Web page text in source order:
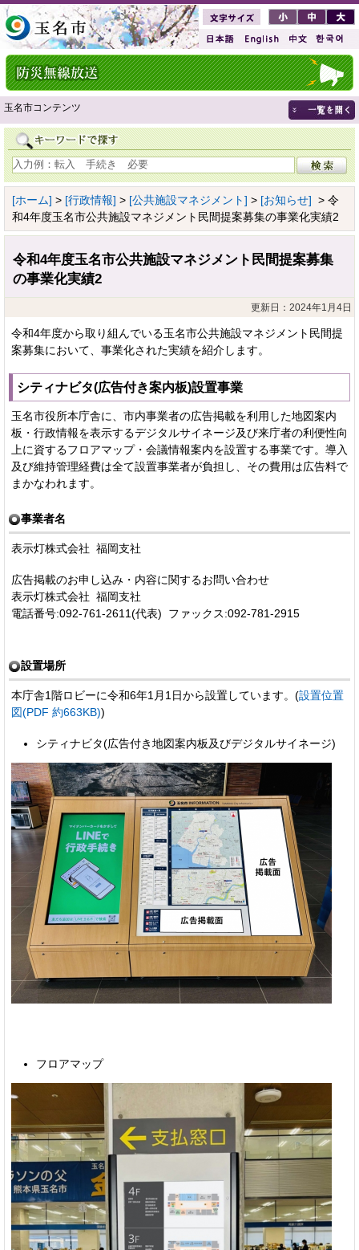
玉名市コンテンツ
[ホーム] > [行政情報] > [公共施設マネジメント] > [お知らせ] > 令
和4年度玉名市公共施設マネジメント民間提案募集の事業化実績2
令和4年度玉名市公共施設マネジメント民間提案募集
の事業化実績2
更新日：2024年1月4日
令和4年度から取り組んでいる玉名市公共施設マネジメント民間提
案募集において、事業化された実績を紹介します。
シティナビタ(広告付き案内板)設置事業
玉名市役所本庁舎に、市内事業者の広告掲載を利用した地図案内
板・行政情報を表示するデジタルサイネージ及び来庁者の利便性向
上に資するフロアマップ・会議情報案内を設置する事業です。導入
及び維持管理経費は全て設置事業者が負担し、その費用は広告料で
まかなわれます。
事業者名
表示灯株式会社 福岡支社
広告掲載のお申し込み・内容に関するお問い合わせ
表示灯株式会社 福岡支社
電話番号:092-761-2611(代表) ファックス:092-781-2915
設置場所
本庁舎1階ロビーに令和6年1月1日から設置しています。(設置位置
図(PDF 約663KB))
シティナビタ(広告付き地図案内板及びデジタルサイネージ)
フロアマップ